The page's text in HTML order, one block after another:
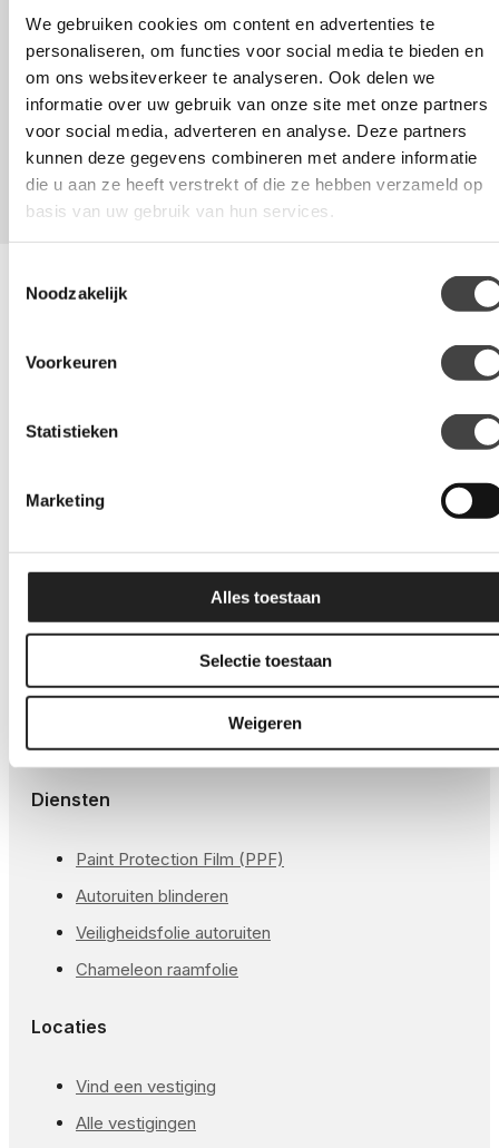
We gebruiken cookies om content en advertenties te
personaliseren, om functies voor social media te bieden en
om ons websiteverkeer te analyseren. Ook delen we
informatie over uw gebruik van onze site met onze partners
voor social media, adverteren en analyse. Deze partners
kunnen deze gegevens combineren met andere informatie
die u aan ze heeft verstrekt of die ze hebben verzameld op
basis van uw gebruik van hun services.
Noodzakelijk
Voorkeuren
Statistieken
Marketing
Alles toestaan
Selectie toestaan
Weigeren
Gecertificeerde aangesloten installateurs voor
Autoruiten tinten en PPF. Zorgeloos gemonteerd
door ervaren specialisten.
Diensten
Paint Protection Film (PPF)
Autoruiten blinderen
Veiligheidsfolie autoruiten
Chameleon raamfolie
Locaties
Vind een vestiging
Alle vestigingen